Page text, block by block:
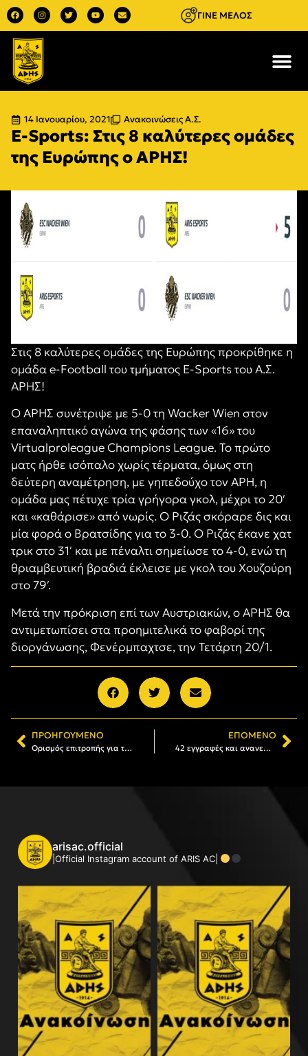
ΓΙΝΕ ΜΕΛΟΣ
14 Ιανουαρίου, 2021 Ανακοινώσεις Α.Σ.
E-Sports: Στις 8 καλύτερες ομάδες
της Ευρώπης ο ΑΡΗΣ!
Στις 8 καλύτερες ομάδες της Ευρώπης προκρίθηκε η
ομάδα e-Football του τμήματος E-Sports του Α.Σ.
ΑΡΗΣ!
Ο ΑΡΗΣ συνέτριψε με 5-0 τη Wacker Wien στον
επαναληπτικό αγώνα της φάσης των «16» του
Virtualproleague Champions League. Το πρώτο
ματς ήρθε ισόπαλο χωρίς τέρματα, όμως στη
δεύτερη αναμέτρηση, με γηπεδούχο τον ΑΡΗ, η
ομάδα μας πέτυχε τρία γρήγορα γκολ, μέχρι το 20′
και «καθάρισε» από νωρίς. Ο Ριζάς σκόραρε δις και
μία φορά ο Βρατσίδης για το 3-0. Ο Ριζάς έκανε χατ
τρικ στο 31′ και με πέναλτι σημείωσε το 4-0, ενώ τη
θριαμβευτική βραδιά έκλεισε με γκολ του Χουζούρη
στο 79′.
Μετά την πρόκριση επί των Αυστριακών, ο ΑΡΗΣ θα
αντιμετωπίσει στα προημιτελικά το φαβορί της
διοργάνωσης, Φενέρμπαχτσε, την Τετάρτη 20/1.
ΠΡΟΗΓΟΎΜΕΝΟ
Ορισμός επιτροπής για τα 107 χρόνια του ΑΡΗ και τα 70 του «Κλεάνθης Βικελίδης»
ΕΠΌΜΕΝΟ
42 εγγραφές και ανανεώσεις στον Α.Σ. ΑΡΗΣ από το ARIS London Fans!
arisac.official
|Official Instagram account of ARIS AC|